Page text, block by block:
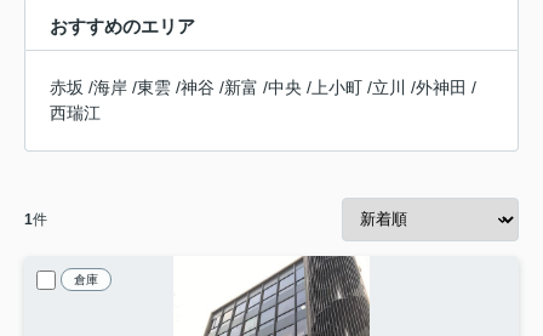
おすすめのエリア
赤坂 /海岸 /東雲 /神谷 /新富 /中央 / 上小町 /立川 /外神田 /
西瑞江
1件
倉庫